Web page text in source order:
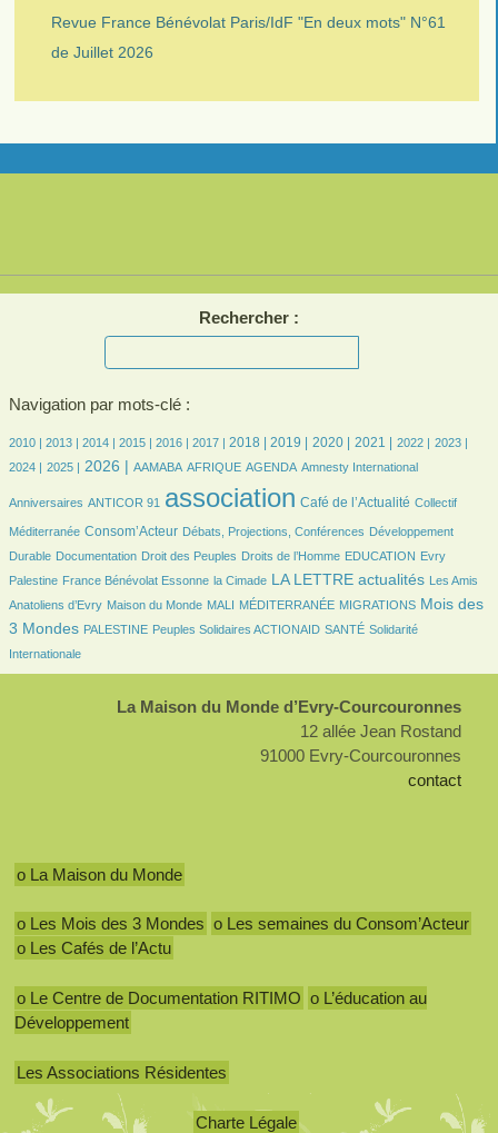
Revue France Bénévolat Paris/IdF "En deux mots" N°61
de Juillet 2026
Rechercher :
Navigation par mots-clé :
3/1086
2010 |
3/10862013 |
81/1086 2014 |
154/1086 2015 |
193/1086 2016 |
205/1086 2017 |
281/1086 2018 |
289/1086 2019 |
254/1086 2020 |
266/1086 2021 |
195/1086 2022 |
194/1086 2023 |
202/1086
2024 |
192/1086
2025 |
390/1086 2026 |
34/1086 AAMABA
71/1086 AFRIQUE
198/1086 AGENDA
3/1086 Amnesty International
12/1086
Anniversaires ANTICOR 91 association Café de l’Actualité Collectif
Méditerranée
286/1086 Consom’Acteur
64/1086 Débats, Projections, Conférences
65/1086
Développement
Durable
24/1086Documentation
15/1086 Droit des Peuples
68/1086 Droits de l’Homme
15/1086 EDUCATION
4/1086
Evry
Palestine
73/1086France Bénévolat Essonne
17/1086 la Cimade
439/1086 LA LETTRE actualités
12/1086
Les Amis
Anatoliens d’Evry
36/1086 Maison du Monde
9/1086 MALI
3/1086 MÉDITERRANÉE
84/1086 MIGRATIONS
408/1086
Mois des
3 Mondes
40/1086 PALESTINE
44/1086 Peuples Solidaires ACTIONAID
41/1086 SANTÉ
97/1086
Solidarité
Internationale
La Maison du Monde d’Evry-Courcouronnes
12 allée Jean Rostand
91000 Evry-Courcouronnes
contact
o La Maison du Monde
o Les Mois des 3 Mondes o Les semaines du Consom’Acteur
o Les Cafés de l’Actu
o Le Centre de Documentation RITIMO o L’éducation au
Développement
Les Associations Résidentes
Charte Légale